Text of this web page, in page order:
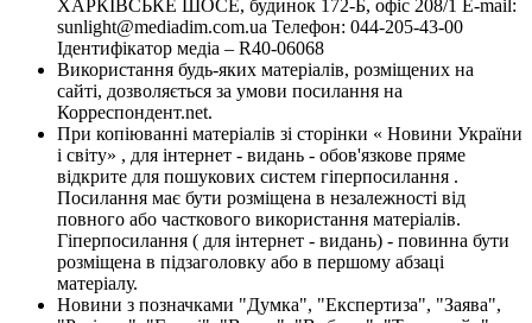
ХАРКІВСЬКЕ ШОСЕ, будинок 172-Б, офіс 208/1 E-mail:
sunlight@mediadim.com.ua Телефон: 044-205-43-00
Ідентифікатор медіа – R40-06068
Використання будь-яких матеріалів, розміщених на
сайті, дозволяється за умови посилання на
Корреспондент.net.
При копіюванні матеріалів зі сторінки « Новини України
і світу» , для інтернет - видань - обов'язкове пряме
відкрите для пошукових систем гіперпосилання .
Посилання має бути розміщена в незалежності від
повного або часткового використання матеріалів.
Гіперпосилання ( для інтернет - видань) - повинна бути
розміщена в підзаголовку або в першому абзаці
матеріалу.
Новини з позначками "Думка", "Експертиза", "Заява",